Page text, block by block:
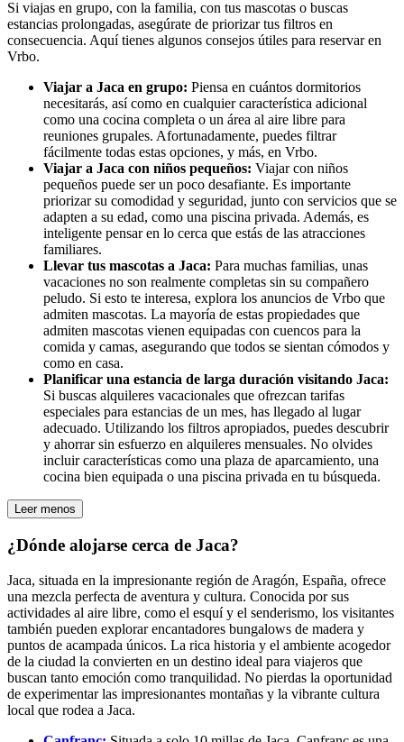
Si viajas en grupo, con la familia, con tus mascotas o buscas
estancias prolongadas, asegúrate de priorizar tus filtros en
consecuencia. Aquí tienes algunos consejos útiles para reservar en
Vrbo.
Viajar a Jaca en grupo: Piensa en cuántos dormitorios
necesitarás, así como en cualquier característica adicional
como una cocina completa o un área al aire libre para
reuniones grupales. Afortunadamente, puedes filtrar
fácilmente todas estas opciones, y más, en Vrbo.
Viajar a Jaca con niños pequeños: Viajar con niños
pequeños puede ser un poco desafiante. Es importante
priorizar su comodidad y seguridad, junto con servicios que se
adapten a su edad, como una piscina privada. Además, es
inteligente pensar en lo cerca que estás de las atracciones
familiares.
Llevar tus mascotas a Jaca: Para muchas familias, unas
vacaciones no son realmente completas sin su compañero
peludo. Si esto te interesa, explora los anuncios de Vrbo que
admiten mascotas. La mayoría de estas propiedades que
admiten mascotas vienen equipadas con cuencos para la
comida y camas, asegurando que todos se sientan cómodos y
como en casa.
Planificar una estancia de larga duración visitando Jaca:
Si buscas alquileres vacacionales que ofrezcan tarifas
especiales para estancias de un mes, has llegado al lugar
adecuado. Utilizando los filtros apropiados, puedes descubrir
y ahorrar sin esfuerzo en alquileres mensuales. No olvides
incluir características como una plaza de aparcamiento, una
cocina bien equipada o una piscina privada en tu búsqueda.
Leer menos
¿Dónde alojarse cerca de Jaca?
Jaca, situada en la impresionante región de Aragón, España, ofrece
una mezcla perfecta de aventura y cultura. Conocida por sus
actividades al aire libre, como el esquí y el senderismo, los visitantes
también pueden explorar encantadores bungalows de madera y
puntos de acampada únicos. La rica historia y el ambiente acogedor
de la ciudad la convierten en un destino ideal para viajeros que
buscan tanto emoción como tranquilidad. No pierdas la oportunidad
de experimentar las impresionantes montañas y la vibrante cultura
local que rodea a Jaca.